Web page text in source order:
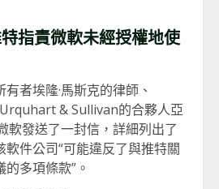
特指責微軟未經授權地使
者埃隆·馬斯克的律師、
& Sullivan的合夥人亞
軟發送了一封信，詳細列出了
件公司“可能違反了與推特關
多項條款”。